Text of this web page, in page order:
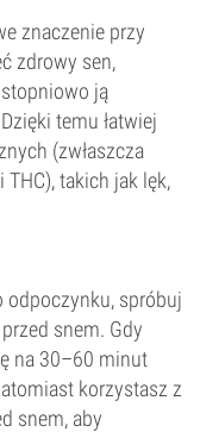
znaczenie przy
zdrowy sen,
ją
temu łatwiej
(zwłaszcza
takich jak lęk,
odpoczynku, spróbuj
snem. Gdy
na 30–60 minut
korzystasz z
snem, aby